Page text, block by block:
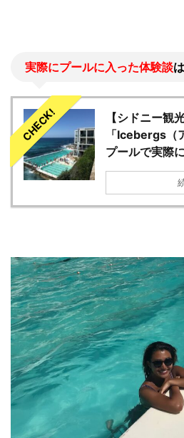
実際にプールに入った体験談
CHECK!
【シドニー観
「Icebergs（
プールで実際